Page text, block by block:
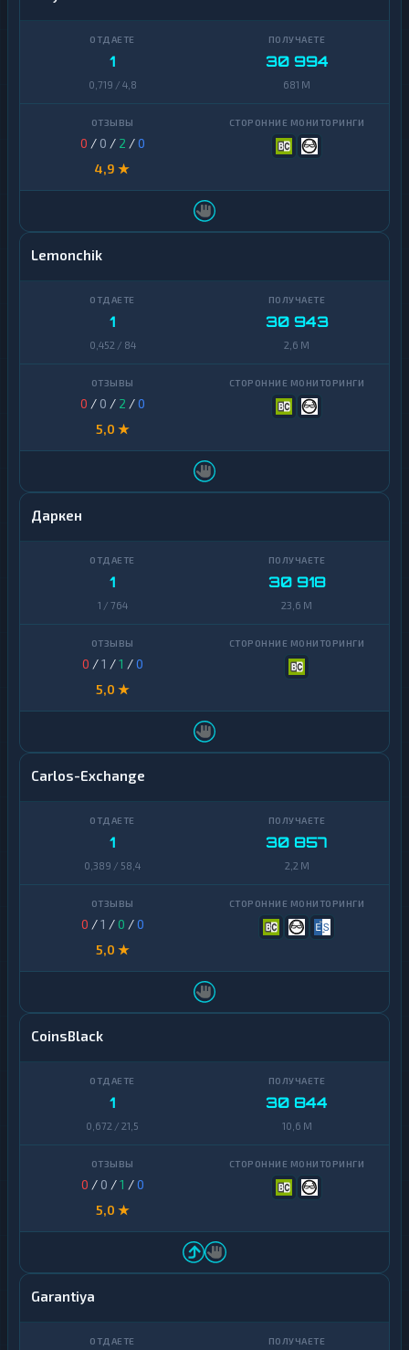
1
0,719 / 4,8
30 994
681 M
0 / 0 / 2 /0
4,9 ★
Lemonchik
1
0,452 / 84
30 943
2,6 M
0 / 0 / 2 /0
5,0 ★
Даркен
1
1 / 764
30 918
23,6 M
0 /1 /1 /0
5,0 ★
Carlos-Exchange
1
0,389 / 58,4
30 857
2,2 M
0 /1 /0 /0
5,0 ★
CoinsBlack
1
0,672 / 21,5
30 844
10,6 M
0 / 0 /1 /0
5,0 ★
Garantiya